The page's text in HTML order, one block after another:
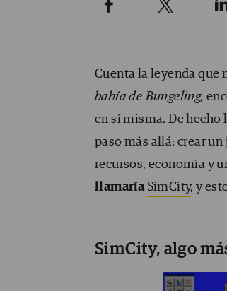
Cuenta la leyenda
bahía de Bungeling,
en sí misma. De
paso más allá: crear
recursos, economía y
llamaría SimCity, y
SimCity, algo